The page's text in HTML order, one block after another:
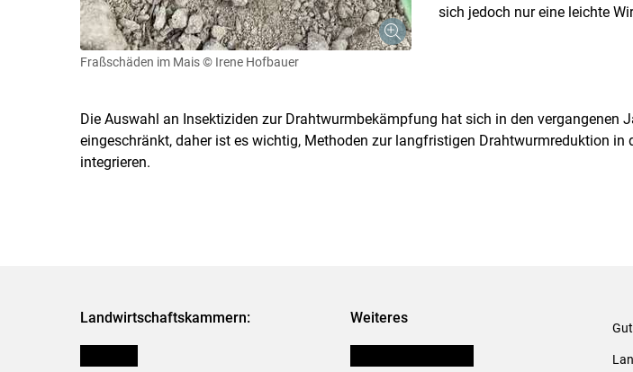
Fraßschäden im Mais © Irene Hofbauer
sich jedoch nur eine leichte
Die Auswahl an Insektiziden zur Drahtwurmbekämpfung hat sich in den vergangenen
eingeschränkt, daher ist es wichtig, Methoden zur langfristigen Drahtwurmreduktion in
integrieren.
Landwirtschaftskammern: Weiteres